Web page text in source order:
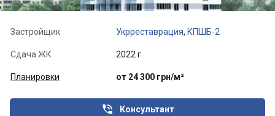
Застройщик Укрреставрация, КПШБ-2
Сдача ЖК 2022 г.
Планировки от 24 300 грн/м²
Консультант
